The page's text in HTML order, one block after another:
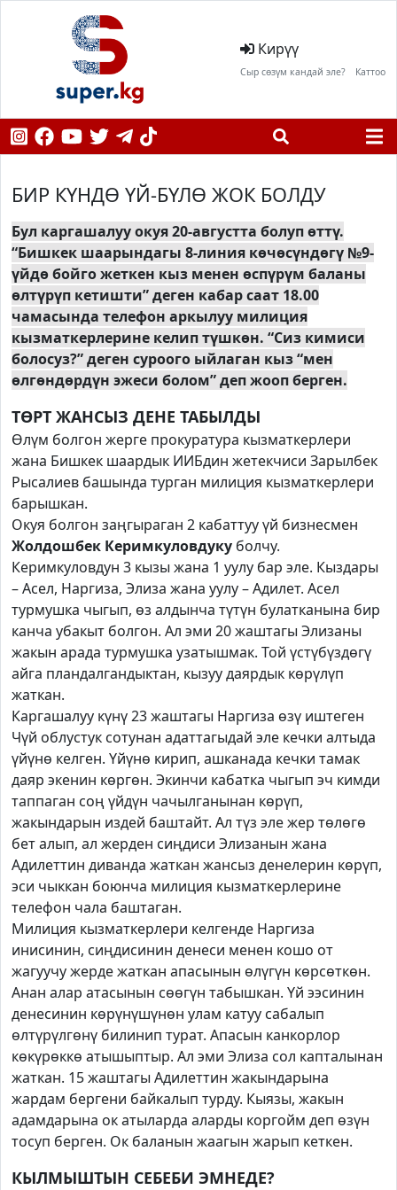
Кирүү
Сыр сөзүм кандай эле? Каттоо
БИР КҮНДӨ ҮЙ-БҮЛӨ ЖОК БОЛДУ
Бул каргашалуу окуя 20-августта болуп өттү.
“Бишкек шаарындагы 8-линия көчөсүндөгү №9-
үйдө бойго жеткен кыз менен өспүрүм баланы
өлтүрүп кетишти” деген кабар саат 18.00
чамасында телефон аркылуу милиция
кызматкерлерине келип түшкөн. “Сиз кимиси
болосуз?” деген суроого ыйлаган кыз “мен
өлгөндөрдүн эжеси болом” деп жооп берген.
ТӨРТ ЖАНСЫЗ ДЕНЕ ТАБЫЛДЫ
Өлүм болгон жерге прокуратура кызматкерлери
жана Бишкек шаардык ИИБдин жетекчиси Зарылбек
Рысалиев башында турган милиция кызматкерлери
барышкан.
Окуя болгон заңгыраган 2 кабаттуу үй бизнесмен
Жолдошбек Керимкуловдуку болчу.
Керимкуловдун 3 кызы жана 1 уулу бар эле. Кыздары
– Асел, Наргиза, Элиза жана уулу – Адилет. Асел
турмушка чыгып, өз алдынча түтүн булатканына бир
канча убакыт болгон. Ал эми 20 жаштагы Элизаны
жакын арада турмушка узатышмак. Той үстүбүздөгү
айга пландалгандыктан, кызуу даярдык көрүлүп
жаткан.
Каргашалуу күнү 23 жаштагы Наргиза өзү иштеген
Чүй облустук сотунан адаттагыдай эле кечки алтыда
үйүнө келген. Үйүнө кирип, ашканада кечки тамак
даяр экенин көргөн. Экинчи кабатка чыгып эч кимди
таппаган соң үйдүн чачылганынан көрүп,
жакындарын издей баштайт. Ал түз эле жер төлөгө
бет алып, ал жерден сиңдиси Элизанын жана
Адилеттин диванда жаткан жансыз денелерин көрүп,
эси чыккан боюнча милиция кызматкерлерине
телефон чала баштаган.
Милиция кызматкерлери келгенде Наргиза
инисинин, сиңдисинин денеси менен кошо от
жагуучу жерде жаткан апасынын өлүгүн көрсөткөн.
Анан алар атасынын сөөгүн табышкан. Үй ээсинин
денесинин көрүнүшүнөн улам катуу сабалып
өлтүрүлгөнү билинип турат. Апасын канкорлор
көкүрөккө атышыптыр. Ал эми Элиза сол капталынан
жаткан. 15 жаштагы Адилеттин жакындарына
жардам бергени байкалып турду. Кыязы, жакын
адамдарына ок атыларда аларды коргойм деп өзүн
тосуп берген. Ок баланын жаагын жарып кеткен.
КЫЛМЫШТЫН СЕБЕБИ ЭМНЕДЕ?